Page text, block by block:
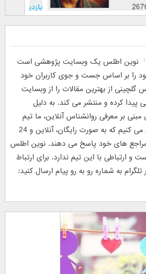
:
26760
نوین اطلس یک وبسایت پژوهشی است
را بر اساس جست و جوی کاربران خود
از بهترین مقالات را از وبسایت
پیدا کرده و منتشر می کند. به دلیل
بر معرفی روانشناس آنلاین، ما تیم
نوین بینش را معرفی می کنیم که به صورت رایگان، آنلاین و 24
های خود پاسخ می دهند. نوین اطلس
ارتباطی با این تیم ندارد. برای ارتباط
به شماره رو به رو پیام ارسال کنید: